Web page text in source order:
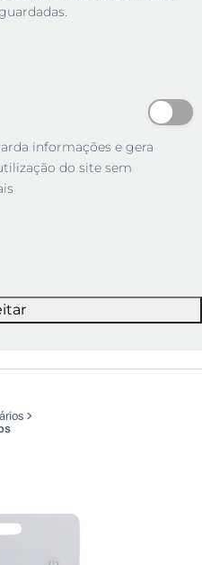
informações e gera
do site sem